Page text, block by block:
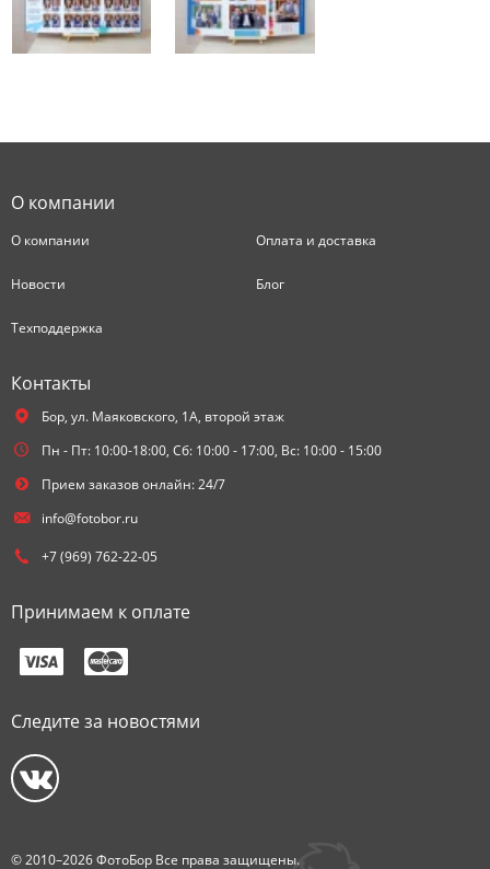
О компании
О компании Оплата и доставка
Новости Блог
Техподдержка
Контакты
Бор, ул. Маяковского, 1А, второй этаж
Пн - Пт: 10:00-18:00, Сб: 10:00 - 17:00, Вс: 10:00 - 15:00
Прием заказов онлайн: 24/7
info@fotobor.ru
+7 (969) 762-22-05
Принимаем к оплате
Следите за новостями
© 2010–2026 ФотоБор Все права защищены.